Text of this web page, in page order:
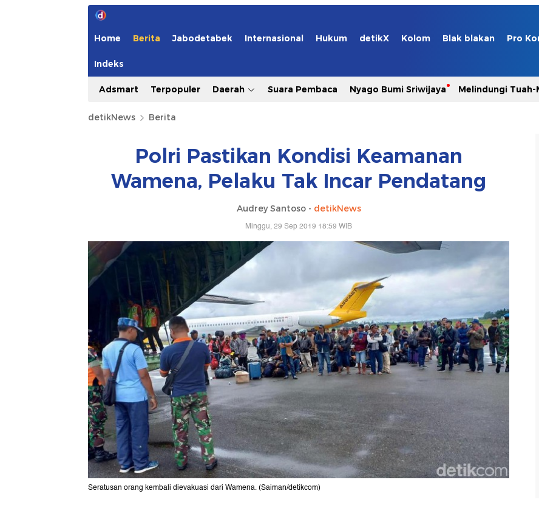
Home Berita Jabodetabek Internasional Hukum detikX Kolom Blak blakan Pro
Indeks
Adsmart Terpopuler Daerah Suara Pembaca Nyago Bumi Sriwijaya Melindungi Tuah-
detikNews Berita
Polri Pastikan Kondisi Keamanan
Wamena, Pelaku Tak Incar Pendatang
Audrey Santoso - detikNews
Minggu, 29 Sep 2019 18:59 WIB
Seratusan orang kembali dievakuasi dari Wamena. (Saiman/detikcom)